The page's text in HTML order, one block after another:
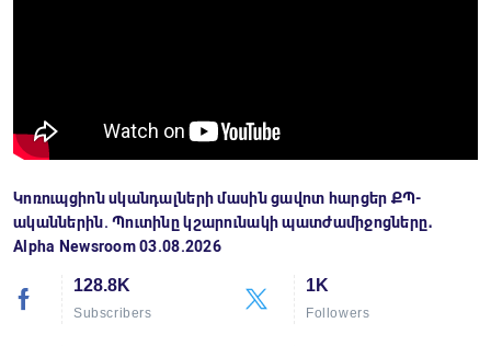
Կոռուպցիոն սկանդալների մասին ցավոտ հարցեր ՔՊ-
ականներին. Պուտինը կշարունակի պատժամիջոցները․
Alpha Newsroom 03.08.2026
128.8K
Subscribers
1K
Followers